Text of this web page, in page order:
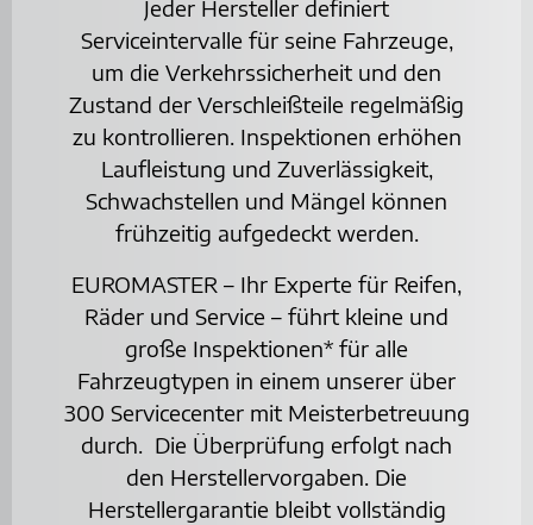
Autoglas
Batterie
Bremsen
HU / AU
Inspektion
Klima-Service
Motordiagnosetechnik
Ölwechsel-Service
Stoßdämpfer
UNTERNEHMEN
Ansprechpartner
Öffnungszeiten
Kontakt & Anfahrt
Terminbuchung
FLOTTENKUNDEN
Leasingservice
Führerscheincheck
AKTUELLES
Impressum
Datenschutz
Jeder Hersteller definiert
Serviceintervalle für seine Fahrzeuge,
um die Verkehrssicherheit und den
Zustand der Verschleißteile regelmäßig
zu kontrollieren. Inspektionen erhöhen
Laufleistung und Zuverlässigkeit,
Schwachstellen und Mängel können
frühzeitig aufgedeckt werden.
EUROMASTER – Ihr Experte für Reifen,
Räder und Service – führt kleine und
große Inspektionen* für alle
Fahrzeugtypen in einem unserer über
300 Servicecenter mit Meisterbetreuung
durch. Die Überprüfung erfolgt nach
den Herstellervorgaben. Die
Herstellergarantie bleibt vollständig